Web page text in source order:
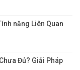
năng Liên Quan
Đủ? Giải Pháp